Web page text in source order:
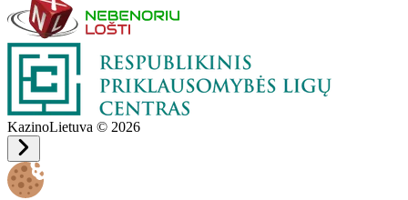
KazinoLietuva © 2026